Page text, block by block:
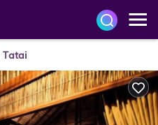
Tatai